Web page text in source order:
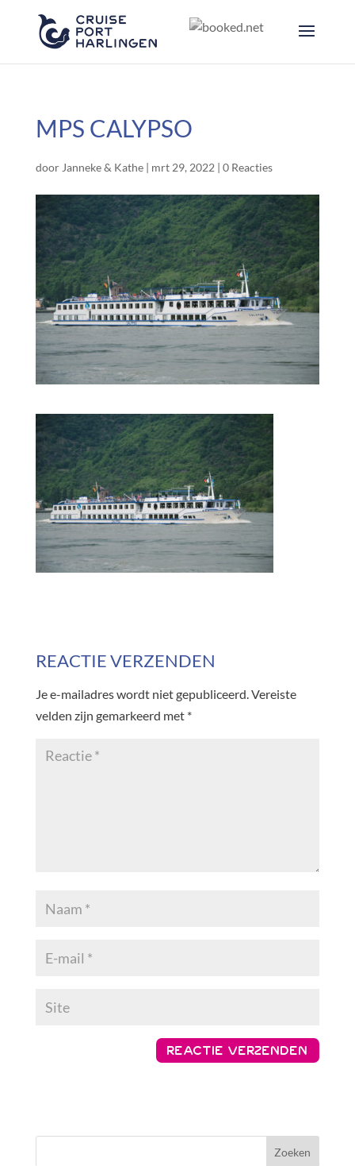
MPS CALYPSO
door Janneke & Kathe| mrt 29, 2022 | 0 Reacties
REACTIE VERZENDEN
Je e-mailadres wordt niet gepubliceerd.Vereiste
velden zijn gemarkeerd met *